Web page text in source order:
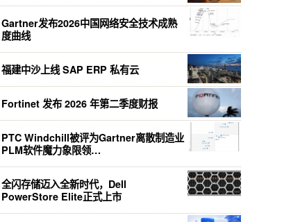
Gartner发布2026中国网络安全技术成熟
度曲线
福建中沙上线 SAP ERP 私有云
Fortinet 发布 2026 年第二季度财报
PTC Windchill被评为Gartner离散制造业
PLM软件魔力象限领…
全闪存储迈入全新时代，Dell
PowerStore Elite正式上市